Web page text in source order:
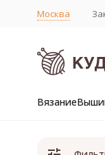
Москва
Вязание